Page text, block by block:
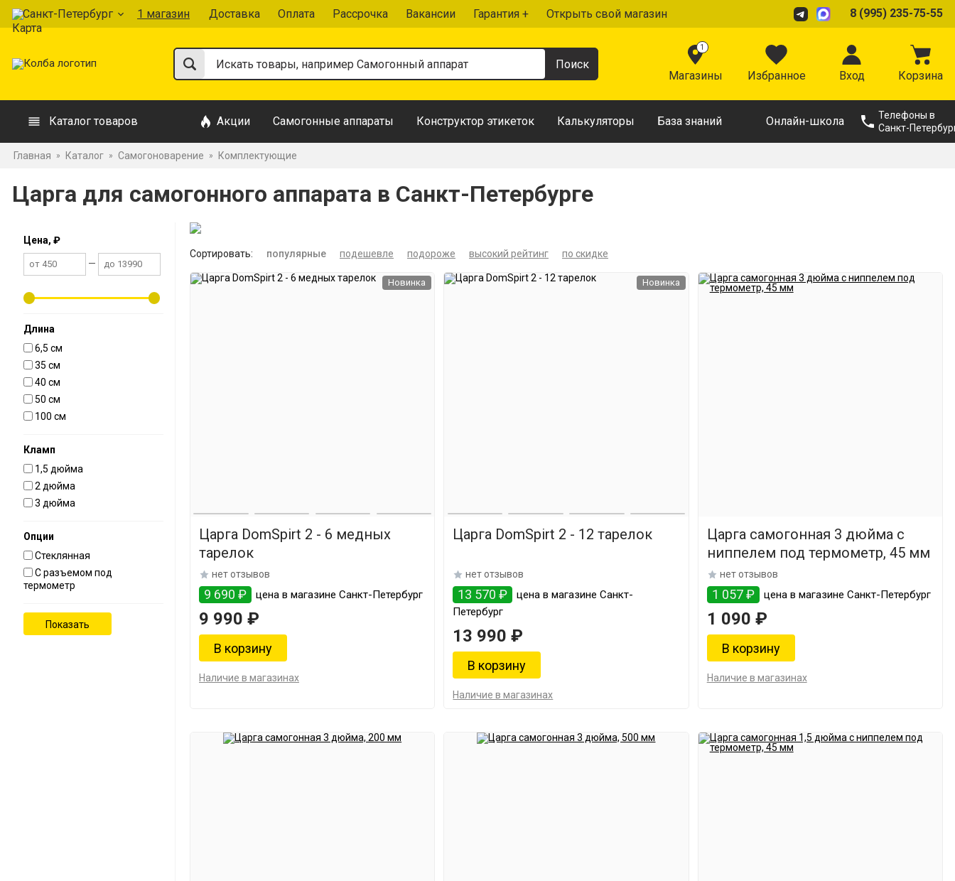
Санкт-Петербург 1 магазин Доставка Оплата Рассрочка Вакансии Гарантия + Открыть свой магазин 8 (995) 235-75-55
1
Магазины Избранное Вход Корзина
Каталог товаров Акции Самогонные аппараты Конструктор этикеток Калькуляторы База знаний Онлайн-школа
Телефоны в
Санкт-
Главная » Каталог » Самогоноварение » Комплектующие
Царга для самогонного аппарата в Санкт-Петербурге
Цена, ₽
—
Длина
6,5 см
35 см
40 см
50 см
100 см
Кламп
1,5 дюйма
2 дюйма
3 дюйма
Опции
Стеклянная
С разъемом под
термометр
Сортировать: популярные подешевле подороже высокий рейтинг по скидке
Новинка
Царга DomSpirt 2 - 6 медных
тарелок
нет отзывов
9 690 ₽ цена в магазине Санкт-Петербург
9 990 ₽
Наличие в магазинах
Новинка
Царга DomSpirt 2 - 12 тарелок
нет отзывов
13 570 ₽
цена в магазине Санкт-
Петербург
13 990 ₽
Наличие в магазинах
Царга самогонная 3 дюйма с
ниппелем под термометр, 45 мм
нет отзывов
1 057 ₽ цена в магазине Санкт-Петербург
1 090 ₽
Наличие в магазинах